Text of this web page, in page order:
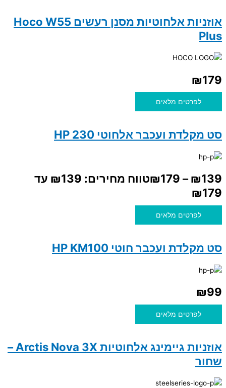
אוזניות אלחוטיות מסנן רעשים Hoco W55
Plus
₪179
לפרטים מלאים
סט מקלדת ועכבר אלחוטי HP 230
₪139
–
₪179
טווח מחירים: ⁦₪139⁩ עד
לפרטים מלאים
סט מקלדת ועכבר חוטי HP KM100
₪99
לפרטים מלאים
אוזניות גיימינג אלחוטיות Arctis Nova 3X –
שחור